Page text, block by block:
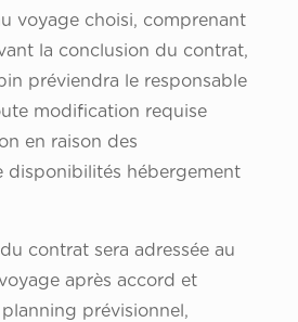
voyage choisi, comprenant
la conclusion du contrat,
préviendra le responsable
modification requise
en raison des
disponibilités hébergement
contrat sera adressée au
après accord et
prévisionnel,